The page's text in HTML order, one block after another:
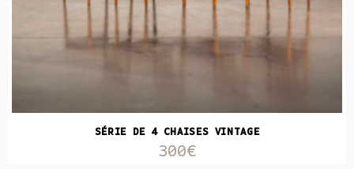
SÉRIE DE 4 CHAISES VINTAGE
300€